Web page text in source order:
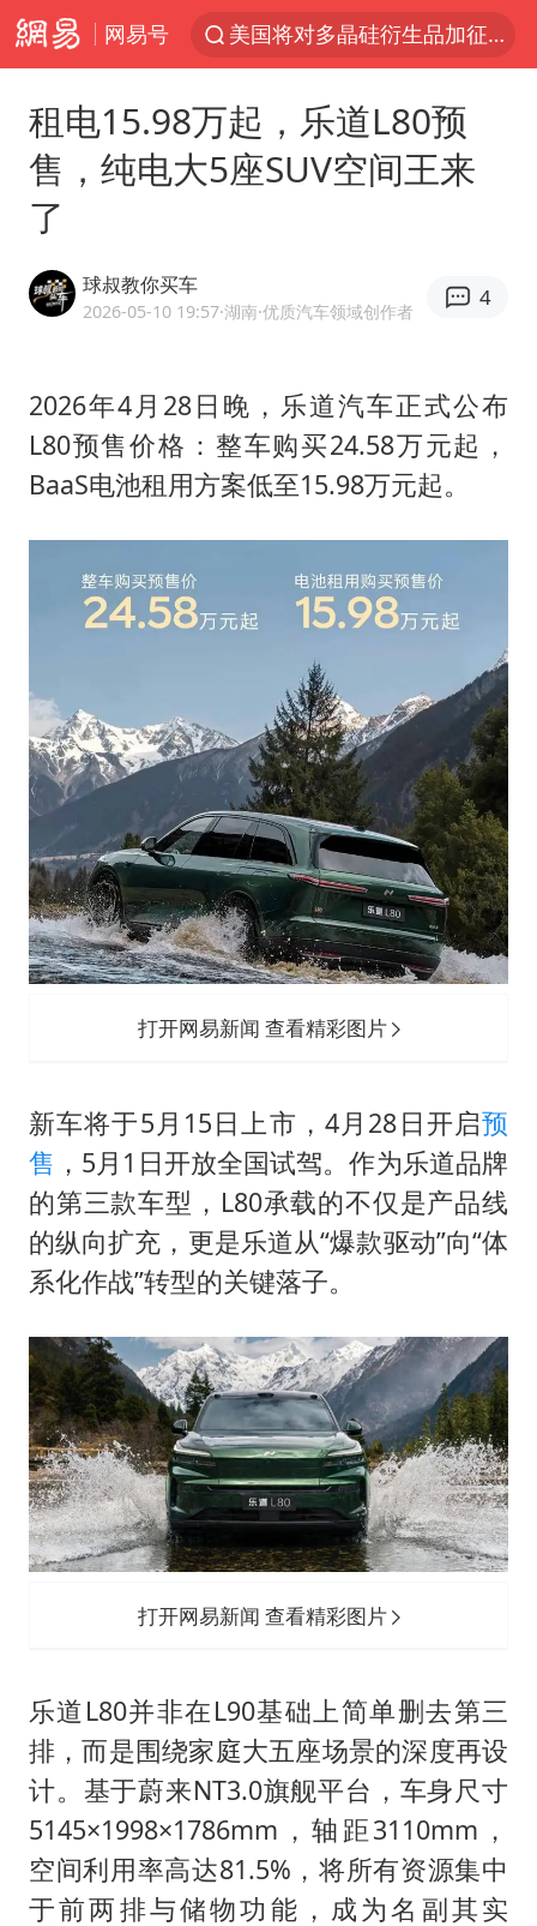
网易号
佛山通报笔试前13被淘汰后5名进体检
粉笔教育发布“自曝式”公开信
中国女篮热身赛7日将战尼日利亚
四川宜宾市高县发生4.9级地震
租电15.98万起，乐道L80预
售，纯电大5座SUV空间王来
了
球叔教你买车
2026-05-10 19:57·湖南·优质汽车领域创作者
4
2026年4月28日晚，乐道汽车正式公布
L80预售价格：整车购买24.58万元起，
BaaS电池租用方案低至15.98万元起。
打开网易新闻 查看精彩图片
新车将于5月15日上市，4月28日开启预
售 ，5月1日开放全国试驾。作为乐道品牌
的第三款车型，L80承载的不仅是产品线
的纵向扩充，更是乐道从“爆款驱动”向“体
系化作战”转型的关键落子。
打开网易新闻 查看精彩图片
乐道L80并非在L90基础上简单删去第三
排，而是围绕家庭大五座场景的深度再设
计。基于蔚来NT3.0旗舰平台，车身尺寸
5145×1998×1786mm，轴距3110mm，
空间利用率高达81.5%，将所有资源集中
于前两排与储物功能，成为名副其实